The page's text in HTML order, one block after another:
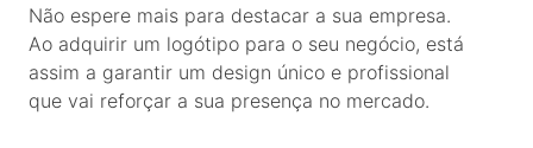
Não espere mais para destacar a sua empresa.
Ao adquirir um logótipo para o seu negócio, está
assim a garantir um design único e profissional
que vai reforçar a sua presença no mercado.